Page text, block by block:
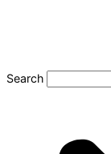
Search